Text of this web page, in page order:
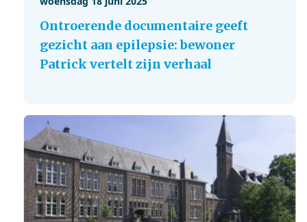
Ontroerende documentaire geeft
gezicht aan epilepsie: bewoner
Patrick vertelt zijn verhaal